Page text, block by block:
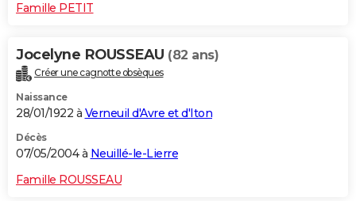
Famille PETIT
Jocelyne ROUSSEAU (82 ans)
Créer une cagnotte obsèques
Naissance
28/01/1922 à Verneuil d'Avre et d'Iton
Décès
07/05/2004 à Neuillé-le-Lierre
Famille ROUSSEAU